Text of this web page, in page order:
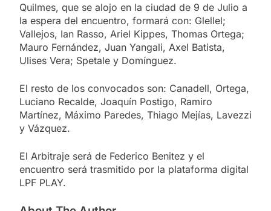
Quilmes, que se alojo en la ciudad de 9 de Julio a
la espera del encuentro, formará con: Glellel;
Vallejos, Ian Rasso, Ariel Kippes, Thomas Ortega;
Mauro Fernández, Juan Yangali, Axel Batista,
Ulises Vera; Spetale y Domínguez.
El resto de los convocados son: Canadell, Ortega,
Luciano Recalde, Joaquín Postigo, Ramiro
Martínez, Máximo Paredes, Thiago Mejías, Lavezzi
y Vázquez.
El Arbitraje será de Federico Benitez y el
encuentro será trasmitido por la plataforma digital
LPF PLAY.